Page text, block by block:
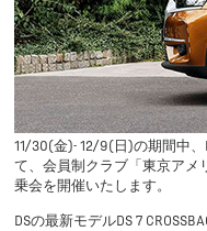
11/30(金)- 12/9(日)の期間中、
て、会員制クラブ「東京アメ
乗会を開催いたします。
DSの最新モデルDS 7